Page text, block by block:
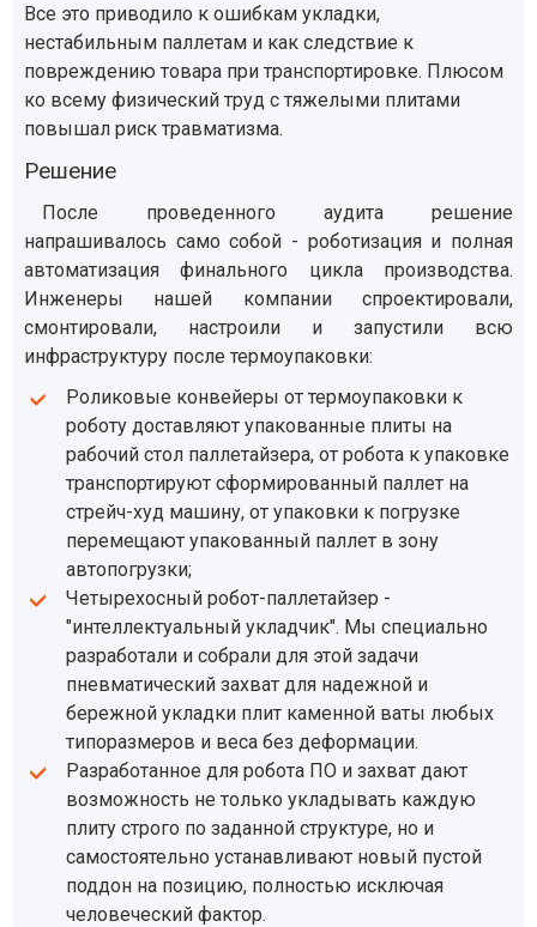
Все это приводило к ошибкам укладки,
нестабильным паллетам и как следствие к
повреждению товара при транспортировке. Плюсом
ко всему физический труд с тяжелыми плитами
повышал риск травматизма.
Решение
После проведенного аудита решение
напрашивалось само собой - роботизация и полная
автоматизация финального цикла производства.
Инженеры нашей компании спроектировали,
смонтировали, настроили и запустили всю
инфраструктуру после термоупаковки:
Роликовые конвейеры от термоупаковки к
роботу доставляют упакованные плиты на
рабочий стол паллетайзера, от робота к упаковке
транспортируют сформированный паллет на
стрейч-худ машину, от упаковки к погрузке
перемещают упакованный паллет в зону
автопогрузки;
Четырехосный робот-паллетайзер -
"интеллектуальный укладчик". Мы специально
разработали и собрали для этой задачи
пневматический захват для надежной и
бережной укладки плит каменной ваты любых
типоразмеров и веса без деформации.
Разработанное для робота ПО и захват дают
возможность не только укладывать каждую
плиту строго по заданной структуре, но и
самостоятельно устанавливают новый пустой
поддон на позицию, полностью исключая
человеческий фактор.